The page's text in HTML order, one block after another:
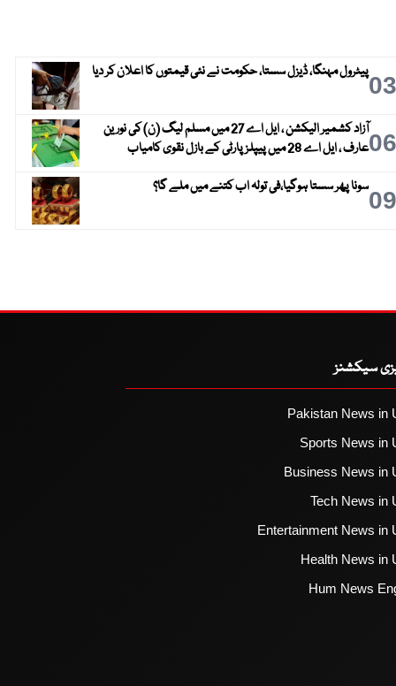
03پیٹرول مہنگا، ڈیزل سستا، حکومت نے نئی قیمتوں کا اعلان کر دیا
06
آزاد کشمیر الیکشن ، ایل اے 27 میں مسلم لیگ (ن) کی نورین
عارف ، ایل اے 28 میں پیپلز پارٹی کے بازل نقوی کامیاب
09سونا پھر سستا ہوگیا،فی تولہ اب کتنے میں ملے گا؟
سیکشنز
Pakistan News in
Sports News in
Business News in
Tech News in
Entertainment News in
Health News in
Hum News